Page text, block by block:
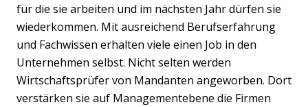
für die sie arbeiten und im nächsten Jahr dürfen sie
wiederkommen. Mit ausreichend Berufserfahrung
und Fachwissen erhalten viele einen Job in den
Unternehmen selbst. Nicht selten werden
Wirtschaftsprüfer von Mandanten angeworben. Dort
verstärken sie auf Managementebene die Firmen